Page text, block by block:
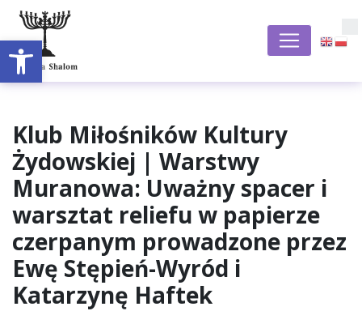
Otwórz pasek narzędzi
Klub Miłośników Kultury
Żydowskiej | Warstwy
Muranowa: Uważny spacer i
warsztat reliefu w papierze
czerpanym prowadzone przez
Ewę Stępień-Wyród i
Katarzynę Haftek